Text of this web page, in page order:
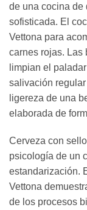
de una cocina de
sofisticada. El
Vettona para
carnes rojas. Las
limpian el
salivación
ligereza de una
elaborada de
Cerveza con
psicología de un
estandarización.
Vettona
de los procesos